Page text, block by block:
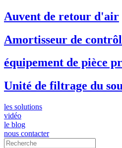
Auvent de retour d'air
Amortisseur de
équipement de pièce
Unité de filtrage du
les solutions
vidéo
le blog
nous contacter